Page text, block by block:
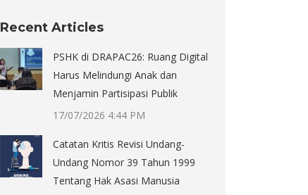
Recent Articles
PSHK di DRAPAC26: Ruang Digital
Harus Melindungi Anak dan
Menjamin Partisipasi Publik
17/07/2026 4:44 PM
Catatan Kritis Revisi Undang-
Undang Nomor 39 Tahun 1999
Tentang Hak Asasi Manusia